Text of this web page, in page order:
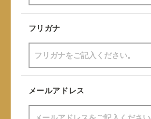
フリガナ
メールアドレス